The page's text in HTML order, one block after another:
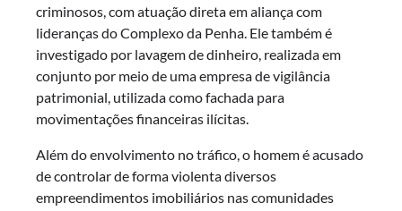
criminosos, com atuação direta em aliança com
lideranças do Complexo da Penha. Ele também é
investigado por lavagem de dinheiro, realizada em
conjunto por meio de uma empresa de vigilância
patrimonial, utilizada como fachada para
movimentações financeiras ilícitas.
Além do envolvimento no tráfico, o homem é acusado
de controlar de forma violenta diversos
empreendimentos imobiliários nas comunidades